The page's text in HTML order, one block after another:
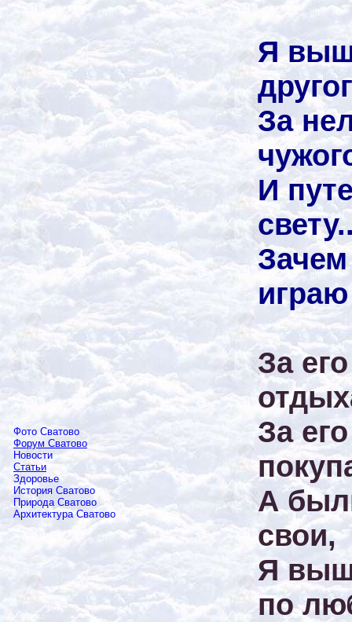
Фото Сватово
Форум Сватово
Новости
Статьи
Здоровье
История Сватово
Природа Сватово
Архитектура Сватово
Я
За
И
Зачем
За
За
А
свои,
Я
по